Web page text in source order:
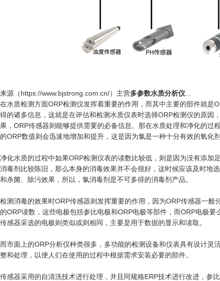
来源（https://www.bjstrong.com.cn/）主营多参数水质分析仪
在水质检测方面ORP检测仪发挥着重要的作用，而其中主要的部件就是
得的诸多信息，这就是在评估和检测水质仪表时选择ORP检测仪的原因
果，ORP传感器则能够提供需要的必备信息。那在水质处理和净化的过
的ORP数值则会迅速地增加和提升，这是因为氯是一种十分有效的氧化
净化水质的过程中如果ORP检测仪表的读数比较低，则是因为没有添加
消毒剂比较陈旧，那么本身的消毒效果并不会很好，这时候应该及时地
和杀菌、除污效果，所以，氯消毒剂是不可多得的消毒剂产品。
检测消毒的效果时ORP传感器则发挥重要的作用，因为ORP传感器一
的ORP读数，这些电极包括参比电极和ORP电极等部件，而ORP电极
传感器采选的电极则类似或则相同，主要是用于数据的显示和读取。
而市面上的ORP分析仪种类很多，多功能的检测设备和仪表具有设计灵
整和处理，以便人们在使用的过程中根据需求安装必要的部件。
传感器采用的自清洗技术进行处理，并且同规格ERP技术进行改进，参